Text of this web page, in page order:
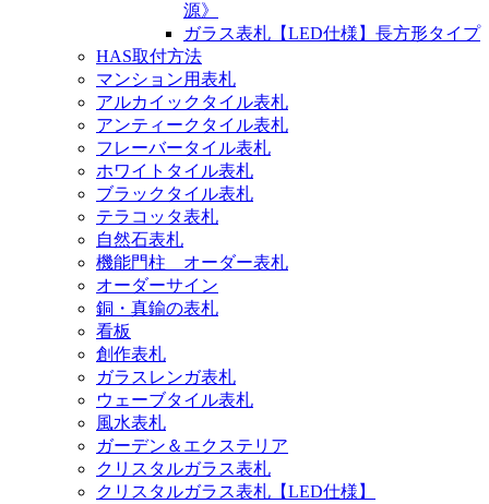
源》
ガラス表札【LED仕様】長方形タイプ
HAS取付方法
マンション用表札
アルカイックタイル表札
アンティークタイル表札
フレーバータイル表札
ホワイトタイル表札
ブラックタイル表札
テラコッタ表札
自然石表札
機能門柱 オーダー表札
オーダーサイン
銅・真鍮の表札
看板
創作表札
ガラスレンガ表札
ウェーブタイル表札
風水表札
ガーデン＆エクステリア
クリスタルガラス表札
クリスタルガラス表札【LED仕様】